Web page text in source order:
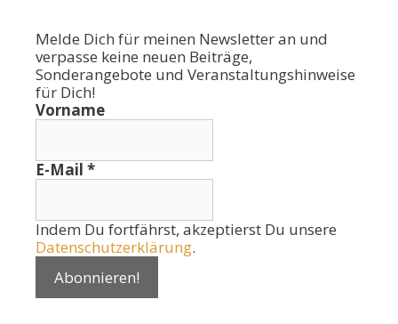
Melde Dich für meinen Newsletter an und
verpasse keine neuen Beiträge,
Sonderangebote und Veranstaltungshinweise
für Dich!
Vorname
E-Mail *
Indem Du fortfährst, akzeptierst Du unsere
Datenschutzerklärung.